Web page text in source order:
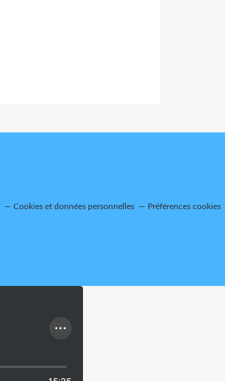
Cookies et données personnelles Préférences cookies